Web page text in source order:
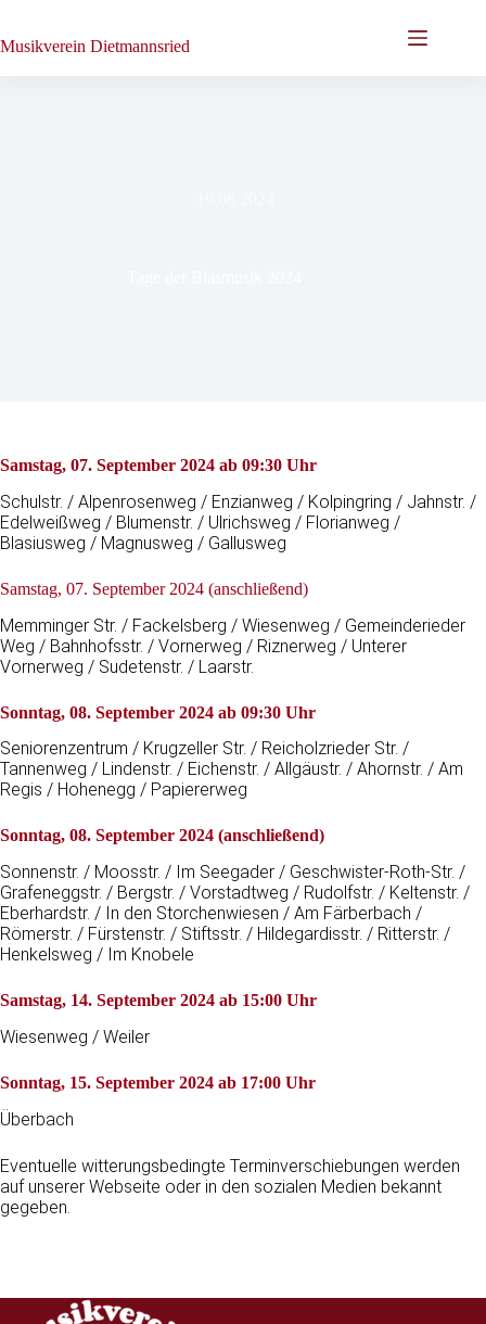
springen
Musikverein Dietmannsried
Samstag, 07. September 2024 ab 09:30 Uhr
Schulstr. / Alpenrosenweg / Enzianweg / Kolpingring / Jahnstr. /
Edelweißweg / Blumenstr. / Ulrichsweg / Florianweg /
Blasiusweg / Magnusweg / Gallusweg
Samstag, 07. September 2024 (anschließend)
Memminger Str. / Fackelsberg / Wiesenweg / Gemeinderieder
Weg / Bahnhofsstr. / Vornerweg / Riznerweg / Unterer
Vornerweg / Sudetenstr. / Laarstr.
Sonntag, 08. September 2024 ab 09:30 Uhr
Seniorenzentrum / Krugzeller Str. / Reicholzrieder Str. /
Tannenweg / Lindenstr. / Eichenstr. / Allgäustr. / Ahornstr. / Am
Regis / Hohenegg / Papiererweg
Sonntag, 08. September 2024 (anschließend)
Sonnenstr. / Moosstr. / Im Seegader / Geschwister-Roth-Str. /
Grafeneggstr. / Bergstr. / Vorstadtweg / Rudolfstr. / Keltenstr. /
Eberhardstr. / In den Storchenwiesen / Am Färberbach /
Römerstr. / Fürstenstr. / Stiftsstr. / Hildegardisstr. / Ritterstr. /
Henkelsweg / Im Knobele
Samstag, 14. September 2024 ab 15:00 Uhr
Wiesenweg / Weiler
Sonntag, 15. September 2024 ab 17:00 Uhr
Überbach
Eventuelle witterungsbedingte Terminverschiebungen werden
auf unserer Webseite oder in den sozialen Medien bekannt
gegeben.